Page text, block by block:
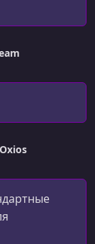
Oxios